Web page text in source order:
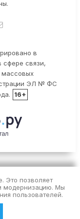
в
сфере связи,
массовых
ЭЛ № ФС
16+
Это позволяет
модернизацию. Мы
пользователей.